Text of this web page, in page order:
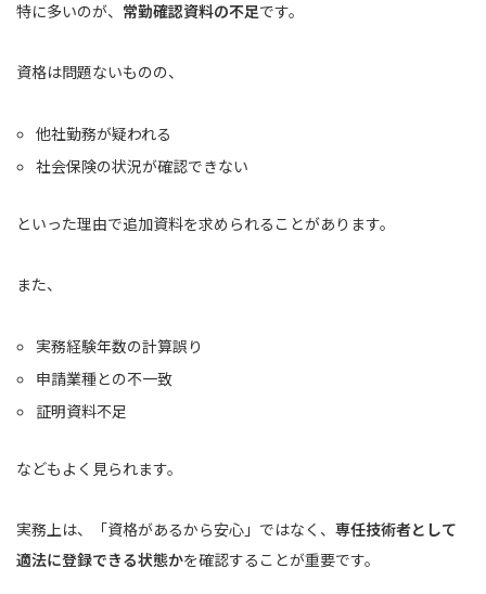
特に多いのが、 常勤確認資料の不足です。
資格は問題ないものの、
他社勤務が疑われる
社会保険の状況が確認できない
といった理由で追加資料を求められることがあります。
また、
実務経験年数の計算誤り
申請業種との不一致
証明資料不足
などもよく見られます。
実務上は、「資格があるから安心」ではなく、 専任技術者として
適法に登録できる状態かを確認することが重要です。